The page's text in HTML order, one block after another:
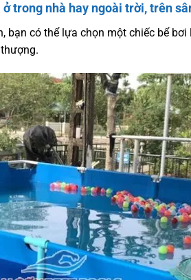
trong nhà hay ngoài trời, trên
bạn có thể lựa chọn một chiếc bể